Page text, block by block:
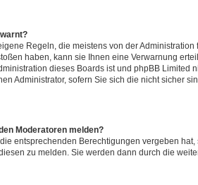
Regeln, die meistens von der
haben, kann sie Ihnen eine Verwarnung
dieses Boards ist und phpBB Limited
Administrator, sofern Sie sich die nicht sicher
Moderatoren melden?
entsprechenden Berechtigungen vergeben
zu melden. Sie werden dann durch die